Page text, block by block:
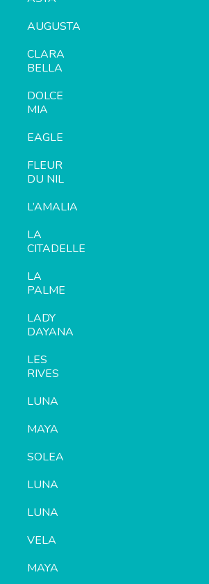
AUGUSTA
CLARA
BELLA
DOLCE
MIA
EAGLE
FLEUR
DU NIL
L’AMALIA
LA
CITADELLE
LA
PALME
LADY
DAYANA
LES
RIVES
LUNA
MAYA
SOLEA
LUNA
LUNA
VELA
MAYA